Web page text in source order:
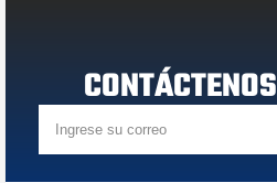
CONTÁCTENOS